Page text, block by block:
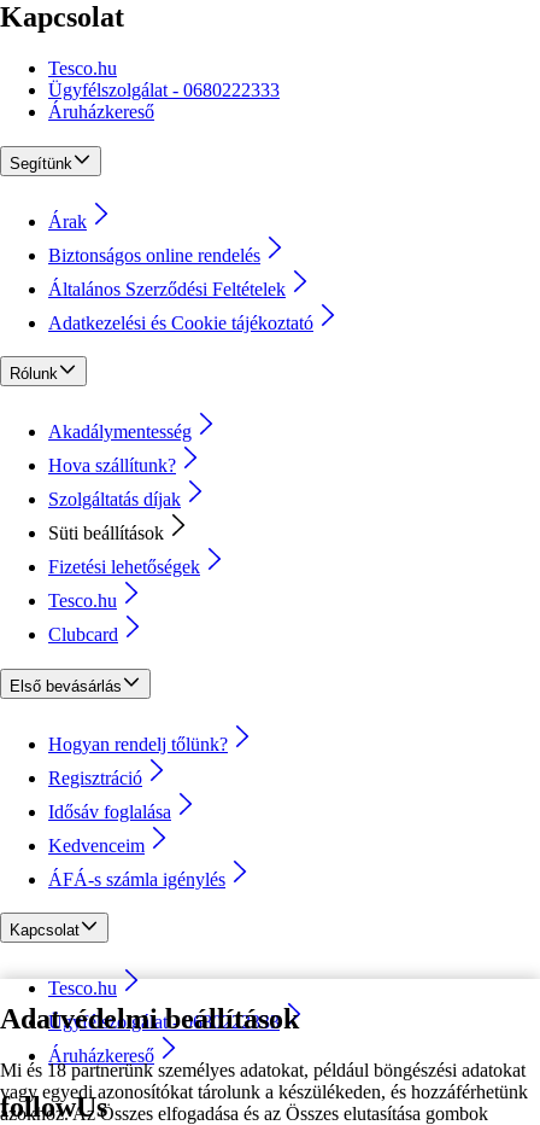
Adatvédelmi beállítások
Mi és 18 partnerünk személyes adatokat, például böngészési adatokat
vagy egyedi azonosítókat tárolunk a készülékeden, és hozzáférhetünk
azokhoz. Az Összes elfogadása és az Összes elutasítása gombok
Kapcsolat
Tesco.hu
Ügyfélszolgálat - 0680222333
Áruházkereső
Segítünk
Árak
Biztonságos online rendelés
Általános Szerződési Feltételek
Adatkezelési és Cookie tájékoztató
Rólunk
Akadálymentesség
Hova szállítunk?
Szolgáltatás díjak
Süti beállítások
Fizetési lehetőségek
Tesco.hu
Clubcard
Első bevásárlás
Hogyan rendelj tőlünk?
Regisztráció
Idősáv foglalása
Kedvenceim
ÁFÁ-s számla igénylés
Kapcsolat
Tesco.hu
Ügyfélszolgálat - 0680222333
Áruházkereső
followUs